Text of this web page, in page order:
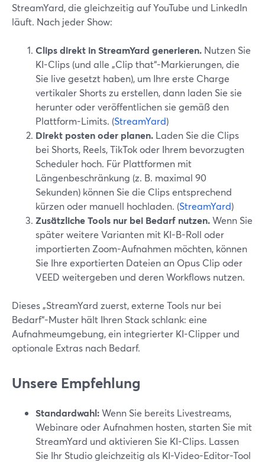
StreamYard, die gleichzeitig auf YouTube und LinkedIn
läuft. Nach jeder Show:
Clips direkt in StreamYard generieren. Nutzen Sie
KI-Clips (und alle „Clip that“-Markierungen, die
Sie live gesetzt haben), um Ihre erste Charge
vertikaler Shorts zu erstellen, dann laden Sie sie
herunter oder veröffentlichen sie gemäß den
Plattform-Limits. (StreamYard)
Direkt posten oder planen. Laden Sie die Clips
bei Shorts, Reels, TikTok oder Ihrem bevorzugten
Scheduler hoch. Für Plattformen mit
Längenbeschränkung (z. B. maximal 90
Sekunden) können Sie die Clips entsprechend
kürzen oder manuell hochladen. (StreamYard)
Zusätzliche Tools nur bei Bedarf nutzen.Wenn Sie
später weitere Varianten mit KI-B-Roll oder
importierten Zoom-Aufnahmen möchten, können
Sie Ihre exportierten Dateien an Opus Clip oder
VEED weitergeben und deren Workflows nutzen.
Dieses „StreamYard zuerst, externe Tools nur bei
Bedarf“-Muster hält Ihren Stack schlank: eine
Aufnahmeumgebung, ein integrierter KI-Clipper und
optionale Extras nach Bedarf.
Unsere Empfehlung
Standardwahl:Wenn Sie bereits Livestreams,
Webinare oder Aufnahmen hosten, starten Sie mit
StreamYard und aktivieren Sie KI-Clips. Lassen
Sie Ihr Studio gleichzeitig als KI-Video-Editor-Tool